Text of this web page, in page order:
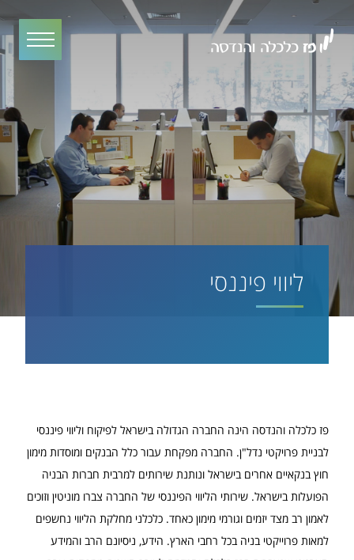
ליווי פיננסי
פז כלכלה והנדסה הינה החברה הגדולה בישראל לפיקוח וליווי פיננסי
לבניית פרויקטי נדל"ן. החברה מפקחת עבור כלל הבנקים ומוסדות מימון
חוץ בנקאיים אחרים בישראל ונותנת שירותים למרבית חברות הבניה
הפועלות בישראל. שירותי הליווי הפיננסי של החברה צברו מוניטין וזוכים
לאמון רב מצד יזמים וגורמי מימון כאחד. כלכלני מחלקת הליווי נחשפים
למאות פרוייקטי בניה בכל רחבי הארץ. הידע, ניסיונם הרב והמידע